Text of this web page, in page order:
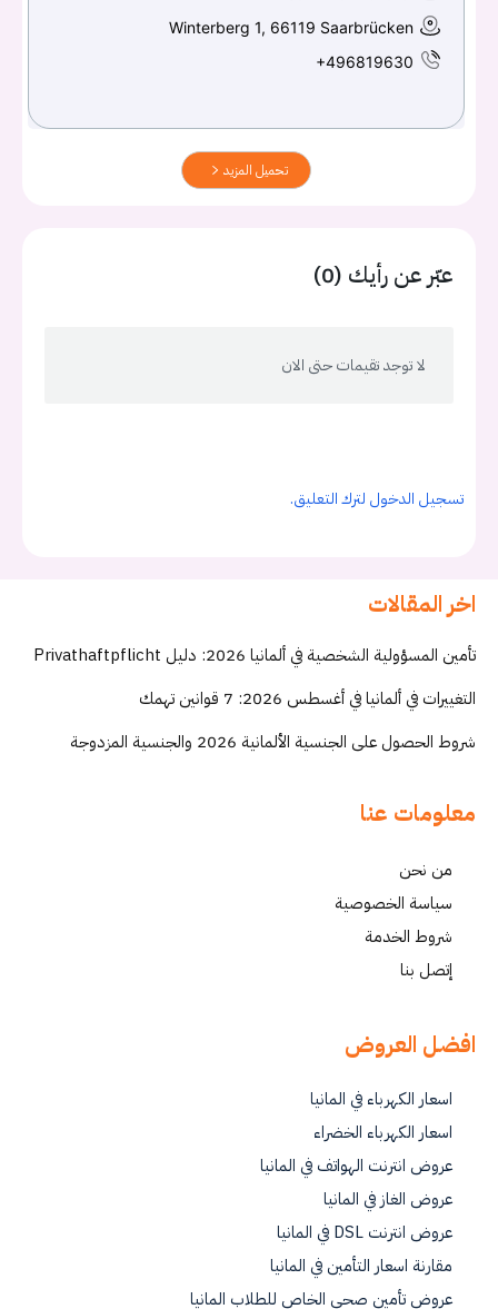
Winterberg 1, 66119 Saarbrücken
+496819630
تحميل المزيد
عبّر عن رأيك (0)
لا توجد تقيمات حتى الان
تسجيل الدخول لترك التعليق.
اخر المقالات
تأمين المسؤولية الشخصية في ألمانيا 2026: دليل Privathaftpflicht
التغييرات في ألمانيا في أغسطس 2026: 7 قوانين تهمك
شروط الحصول على الجنسية الألمانية 2026 والجنسية المزدوجة
معلومات عنا
من نحن
سياسة الخصوصية
شروط الخدمة
إتصل بنا
افضل العروض
اسعار الكهرباء في المانيا
اسعار الكهرباء الخضراء
عروض انترنت الهواتف في المانيا
عروض الغاز في المانيا
عروض انترنت DSL في المانيا
مقارنة اسعار التأمين في المانيا
عروض تأمين صحي الخاص للطلاب المانيا